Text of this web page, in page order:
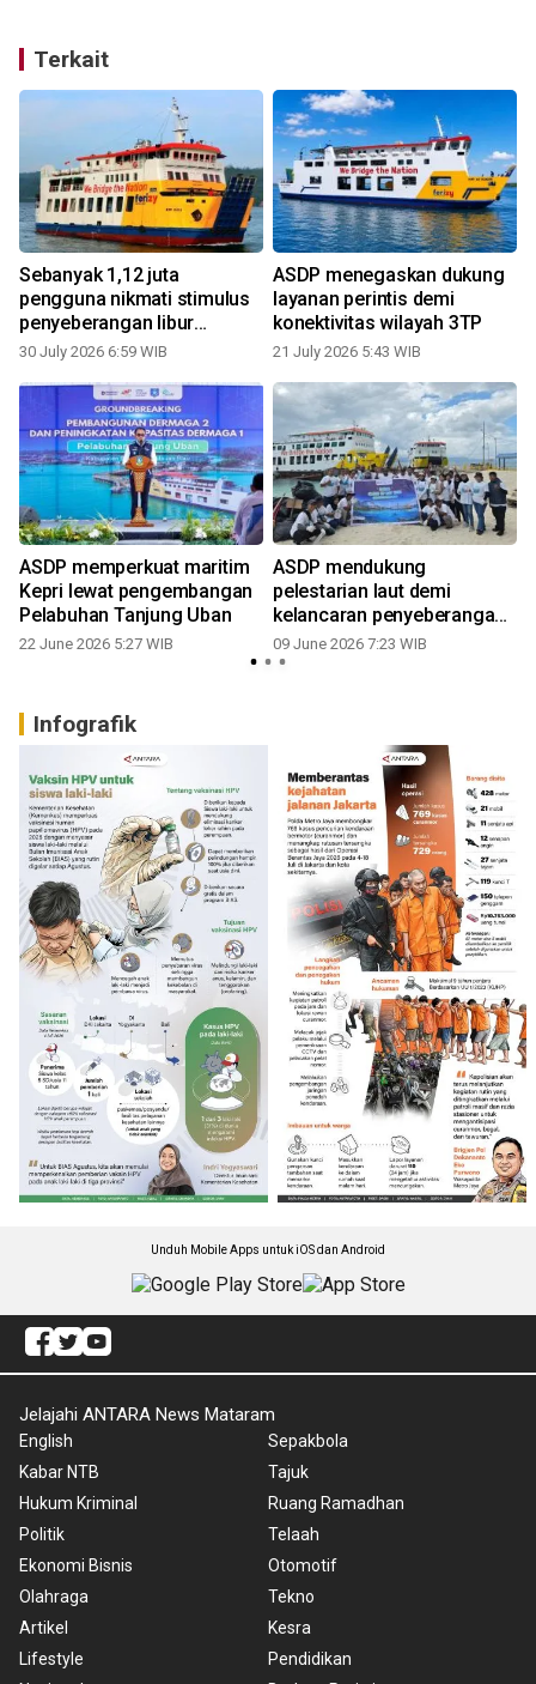
Terkait
Sebanyak 1,12 juta
pengguna nikmati stimulus
penyeberangan libur
sekolah
30 July 2026 6:59 WIB
ASDP menegaskan dukung
layanan perintis demi
konektivitas wilayah 3TP
21 July 2026 5:43 WIB
ASDP memperkuat maritim
Kepri lewat pengembangan
Pelabuhan Tanjung Uban
22 June 2026 5:27 WIB
ASDP mendukung
pelestarian laut demi
kelancaran penyeberangan-
logistik
09 June 2026 7:23 WIB
Infografik
Unduh Mobile Apps untuk iOS dan Android
Jelajahi ANTARA News Mataram
English
Kabar NTB
Hukum Kriminal
Politik
Ekonomi Bisnis
Olahraga
Artikel
Lifestyle
Sepakbola
Tajuk
Ruang Ramadhan
Telaah
Otomotif
Tekno
Kesra
Pendidikan